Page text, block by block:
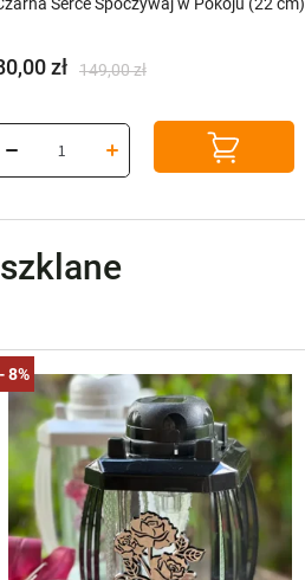
149,00zł
wynosiła:
zł.
zł
wynosi:
zł.
-8%